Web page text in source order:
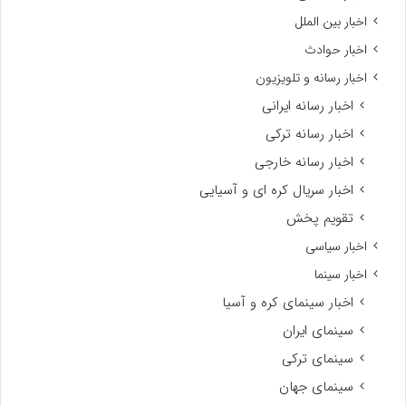
اخبار بین الملل
اخبار حوادث
اخبار رسانه و تلویزیون
اخبار رسانه ایرانی
اخبار رسانه ترکی
اخبار رسانه خارجی
اخبار سریال کره ای و آسیایی
تقویم پخش
اخبار سیاسی
اخبار سینما
اخبار سینمای کره و آسیا
سینمای ایران
سینمای ترکی
سینمای جهان